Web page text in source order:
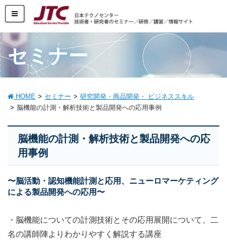
セミナー
HOME セミナー
研究開発・商品開発・ ビジネススキル
脳機能の計測・解析技術と製品開発への応用事例
脳機能の計測・解析技術と製品開発への応
用事例
〜脳活動・認知機能計測と応用、ニューロマーケティング
による製品開発への応用〜
・ 脳機能についての計測技術とその応用展開について、二
名の講師陣よりわかりやすく解説する講座